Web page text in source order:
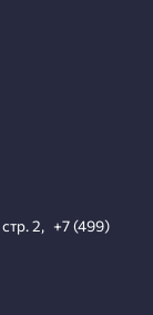
2, +7 (499)